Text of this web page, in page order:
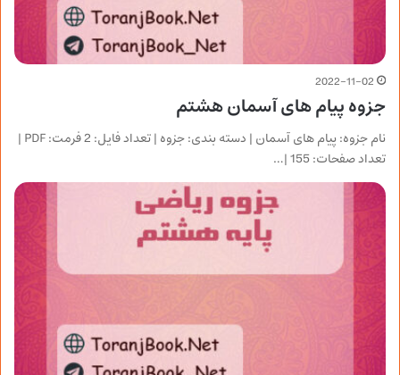
2022-11-02
جزوه پیام های آسمان هشتم
نام جزوه: پیام های آسمان | دسته بندی: جزوه | تعداد فایل: 2 فرمت: PDF |
تعداد صفحات: 155 |…